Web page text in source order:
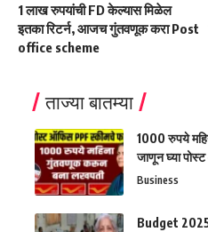
1 लाख रुपयांची FD केल्यास मिळेल
इतका रिटर्न, आजच गुंतवणूक करा Post
office scheme
ताज्या बातम्या
1000 रुपये
जाणून घ्या
Business
Budget